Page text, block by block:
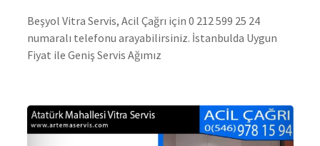
Beşyol Vitra Servis, Acil Çağrı için 0 212 599 25 24
numaralı telefonu arayabilirsiniz. İstanbulda Uygun
Fiyat ile Geniş Servis Ağımız